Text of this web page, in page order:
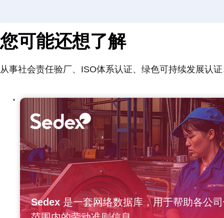
您可能还想了解
从事社会责任验厂、ISO体系认证、绿色可持续发展认
Sedex是一套网络数据库，用于帮助各公